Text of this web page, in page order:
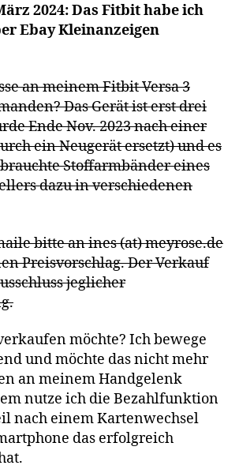
2024: Das Fitbit habe ich
Ebay Kleinanzeigen
an meinem Fitbit Versa 3
Das Gerät ist erst drei
Ende Nov. 2023 nach einer
ein Neugerät ersetzt) und es
Stoffarmbänder eines
dazu in verschiedenen
bitte an ines (at) meyrose.de
Preisvorschlag. Der Verkauf
jeglicher
möchte? Ich bewege
und möchte das nicht mehr
an meinem Handgelenk
nutze ich die Bezahlfunktion
nach einem Kartenwechsel
das erfolgreich